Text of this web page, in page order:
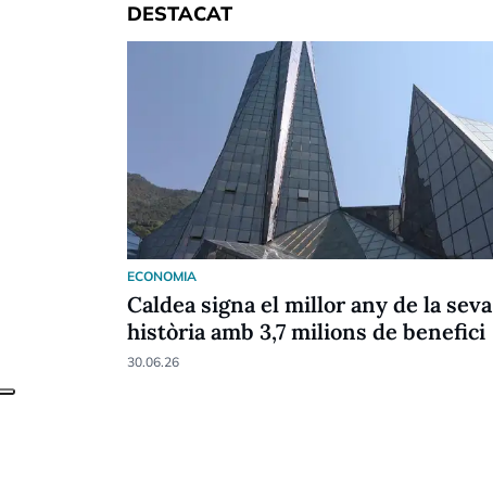
DESTACAT
ECONOMIA
Caldea signa el millor any de la seva
història amb 3,7 milions de benefici
30.06.26